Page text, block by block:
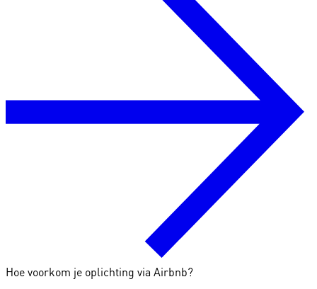
Hoe voorkom je oplichting via Airbnb?